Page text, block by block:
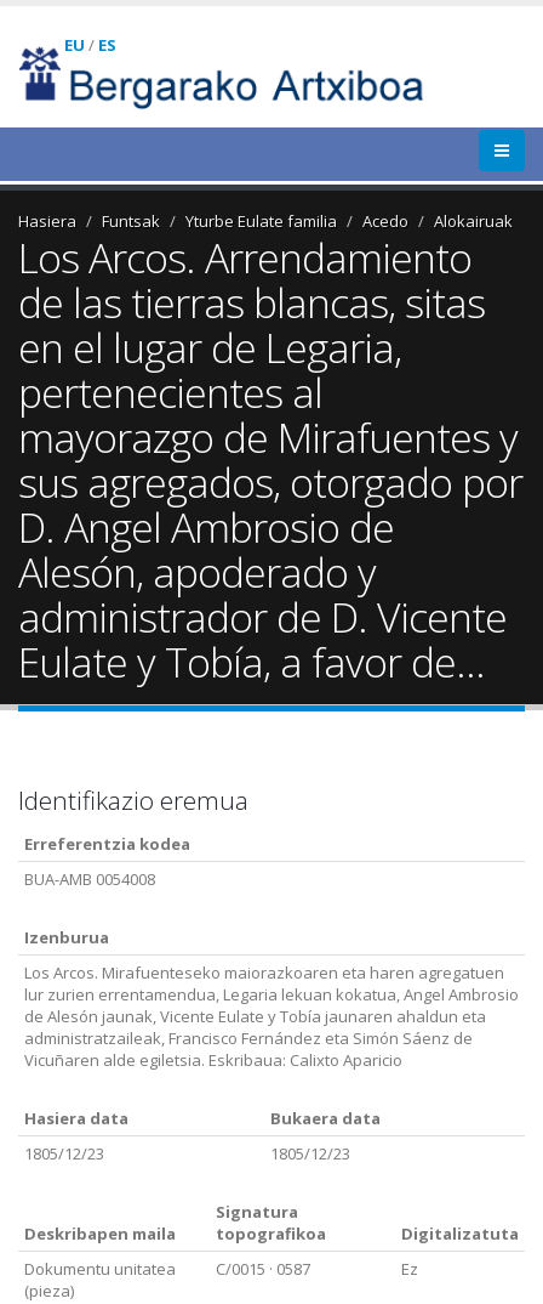
EU / ES
Hasiera Funtsak Yturbe Eulate familia Acedo Alokairuak
Los Arcos. Arrendamiento
de las tierras blancas, sitas
en el lugar de Legaria,
pertenecientes al
mayorazgo de Mirafuentes y
sus agregados, otorgado por
D. Angel Ambrosio de
Alesón, apoderado y
administrador de D. Vicente
Eulate y Tobía, a favor de...
Identifikazio eremua
Erreferentzia kodea
BUA-AMB 0054008
Izenburua
Los Arcos. Mirafuenteseko maiorazkoaren eta haren agregatuen
lur zurien errentamendua, Legaria lekuan kokatua, Angel Ambrosio
de Alesón jaunak, Vicente Eulate y Tobía jaunaren ahaldun eta
administratzaileak, Francisco Fernández eta Simón Sáenz de
Vicuñaren alde egiletsia. Eskribaua: Calixto Aparicio
Hasiera data
Bukaera data
1805/12/23
1805/12/23
Deskribapen maila
Signatura
topografikoa
Digitalizatuta
Dokumentu unitatea
(pieza)
C/0015 · 0587 Ez